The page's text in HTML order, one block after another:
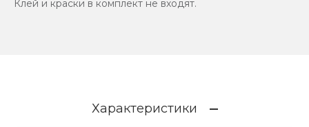
Клей и краски в комплект не входят.
Характеристики